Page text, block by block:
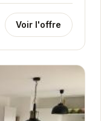
Voir l'offre